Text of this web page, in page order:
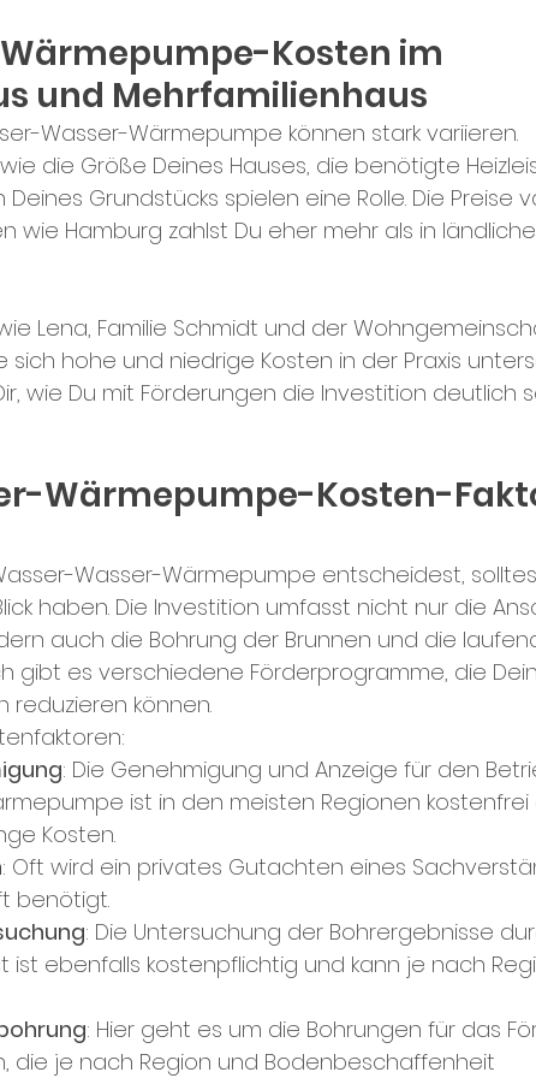
Kosten im
und Mehrfamilienhaus
Wasser-Wärmepumpe können stark variieren.
die Größe Deines Hauses, die benötigte
Grundstücks spielen eine Rolle. Die Preise
wie Hamburg zahlst Du eher mehr als in
Lena, Familie Schmidt und der
sich hohe und niedrige Kosten in der Praxis
wie Du mit Förderungen die Investition deutlich
Wärmepumpe-Kosten-
Wasser-Wärmepumpe entscheidest,
haben. Die Investition umfasst nicht nur die
auch die Bohrung der Brunnen und die
gibt es verschiedene Förderprogramme, die
reduzieren können.
: Die Genehmigung und Anzeige für den
ist in den meisten Regionen
Kosten.
: Oft wird ein privates Gutachten eines
benötigt.
: Die Untersuchung der Bohrergebnisse
ist ebenfalls kostenpflichtig und kann je nach
: Hier geht es um die Bohrungen für das
die je nach Region und Bodenbeschaffenheit